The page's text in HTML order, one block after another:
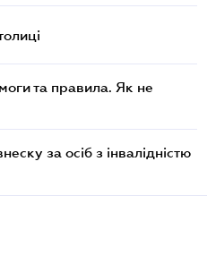
та правила. Як не
за осіб з інвалідністю